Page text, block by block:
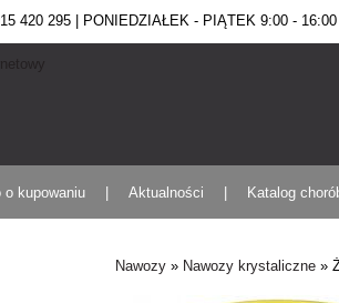
420 295 | PONIEDZIAŁEK - PIĄTEK 9:00 - 16:00
kupowaniu Aktualności Katalog
Nawozy » Nawozy krystaliczne »